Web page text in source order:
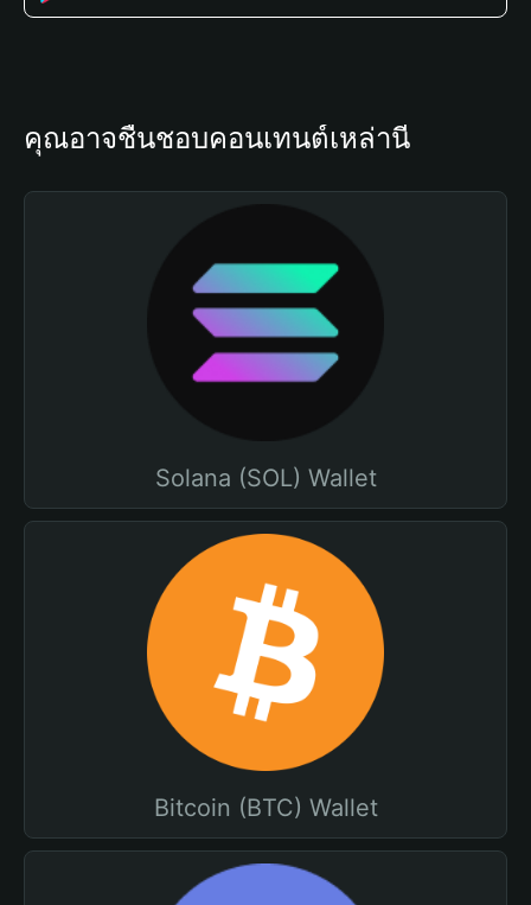
คุณอาจชื่นชอบคอนเทนต์เหล่านี้
Solana (SOL) Wallet
Bitcoin (BTC) Wallet